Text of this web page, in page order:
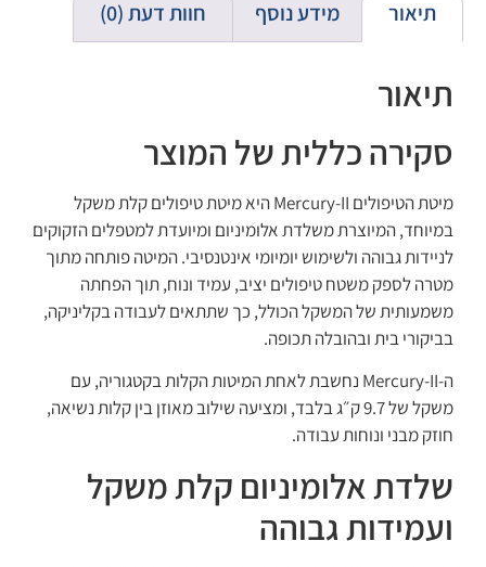
תיאור מידע נוסף חוות דעת (0)
תיאור
סקירה כללית של המוצר
מיטת הטיפולים Mercury-II היא מיטת טיפולים קלת משקל
במיוחד, המיוצרת משלדת אלומיניום ומיועדת למטפלים הזקוקים
לניידות גבוהה ולשימוש יומיומי אינטנסיבי. המיטה פותחה מתוך
מטרה לספק משטח טיפולים יציב, עמיד ונוח, תוך הפחתה
משמעותית של המשקל הכולל, כך שתתאים לעבודה בקליניקה,
בביקורי בית ובהובלה תכופה.
ה-Mercury-II נחשבת לאחת המיטות הקלות בקטגוריה, עם
משקל של 9.7 ק״ג בלבד, ומציעה שילוב מאוזן בין קלות נשיאה,
חוזק מבני ונוחות עבודה.
שלדת אלומיניום קלת משקל
ועמידות גבוהה